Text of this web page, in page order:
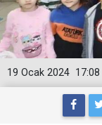
17:08
19 Ocak 2024